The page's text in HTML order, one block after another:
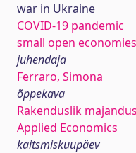
war in Ukraine
COVID-19 pandemic
small open economies
juhendaja
Ferraro, Simona
õppekava
Rakenduslik
Applied Economics
kaitsmiskuupäev